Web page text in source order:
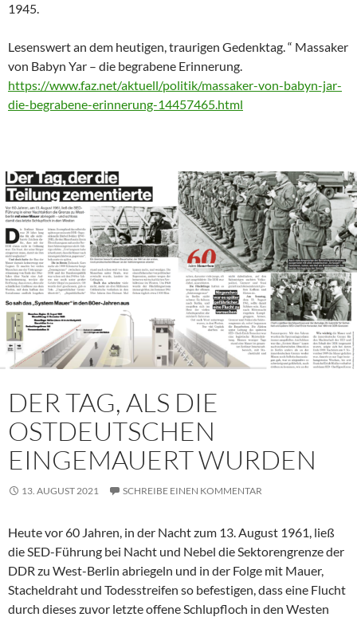
1945.
Lesenswert an dem heutigen, traurigen Gedenktag. “ Massaker
von Babyn Yar – die begrabene Erinnerung.
https://www.faz.net/aktuell/politik/massaker-von-babyn-jar-
die-begrabene-erinnerung-14457465.html
DER TAG, ALS DIE
OSTDEUTSCHEN
EINGEMAUERT WURDEN
13. AUGUST 2021 SCHREIBE EINEN KOMMENTAR
Heute vor 60 Jahren, in der Nacht zum 13. August 1961, ließ
die SED-Führung bei Nacht und Nebel die Sektorengrenze der
DDR zu West-Berlin abriegeln und in der Folge mit Mauer,
Stacheldraht und Todesstreifen so befestigen, dass eine Flucht
durch dieses zuvor letzte offene Schlupfloch in den Westen